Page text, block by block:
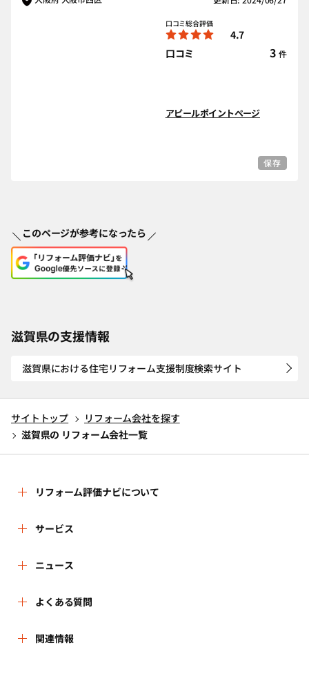
口コミ総合評価
4.7
口コミ
3 件
アピールポイントページ
保存
このページが参考になったら
滋賀県の支援情報
滋賀県における住宅リフォーム支援制度検索サイト
サイトトップ
リフォーム会社を探す
滋賀県の リフォーム会社一覧
リフォーム評価ナビについて
リフォーム評価ナビとは
運営体制
はじめての方へ
事務局へのお問い合せ
サービス
リフォーム会社を探す
リフォーム事例を見る
リフォームを相談する
ニュース
新着情報
講習会・セミナー
よくある質問
よくある質問
関連情報